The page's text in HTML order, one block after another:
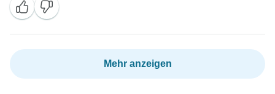
Mehr anzeigen